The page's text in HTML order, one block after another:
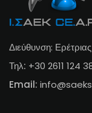
Διεύθυνση:
Τηλ: +30 2611 124
Email: info@s